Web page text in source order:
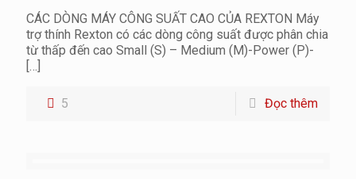
CÁC DÒNG MÁY CÔNG SUẤT CAO CỦA REXTON Máy
trợ thính Rexton có các dòng công suất được phân chia
từ thấp đến cao Small (S) – Medium (M)-Power (P)-
[…]
5 Đọc thêm